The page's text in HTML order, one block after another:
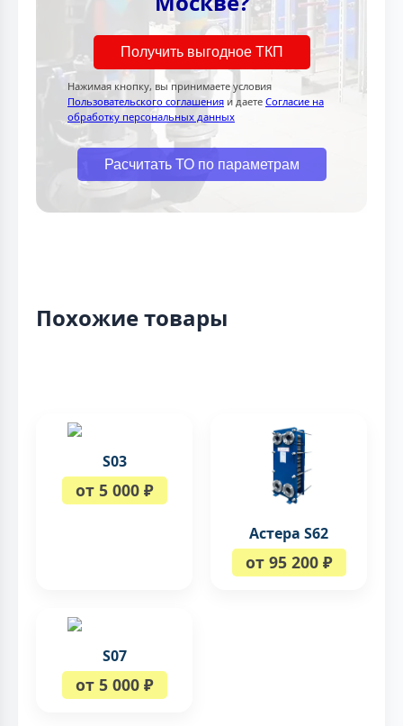
Получить выгодное ТКП
Нажимая кнопку, вы принимаете условия
Пользовательского соглашения и даете Согласие на
обработку персональных данных
Расчитать ТО по параметрам
Похожие товары
S03
от 5 000 ₽
Астера S62
от 95 200 ₽
S07
от 5 000 ₽